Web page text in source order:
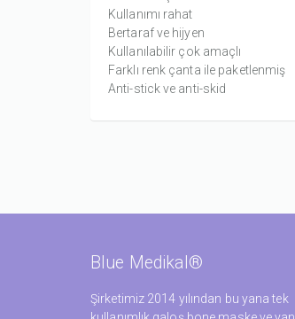
Kullanımı rahat
Bertaraf ve hijyen
Kullanılabilir çok amaçlı
Farklı renk çanta ile paketlenmiş
Anti-stick ve anti-skid
Blue Medikal®
Şirketimiz 2014 yılından bu yana tek